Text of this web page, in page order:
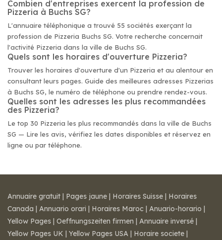
Combien d'entreprises exercent la profession de
Pizzeria à Buchs SG?
L'annuaire téléphonique a trouvé 55 sociétés exerçant la
profession de Pizzeria Buchs SG. Votre recherche concernait
l'activité Pizzeria dans la ville de Buchs SG.
Quels sont les horaires d'ouverture Pizzeria?
Trouver les horaires d'ouverture d'un Pizzeria et au alentour en
consultant leurs pages. Guide des meilleures adresses Pizzerias
à Buchs SG, le numéro de téléphone ou prendre rendez-vous.
Quelles sont les adresses les plus recommandées
des Pizzeria?
Le top 30 Pizzeria les plus recommandés dans la ville de Buchs
SG — Lire les avis, vérifiez les dates disponibles et réservez en
ligne ou par téléphone.
Annuaire gratuit | Pages jaune | Horaires Suisse | Horaires
Canada | Annuario orari | Horaires Maroc | Anuario-horario |
Yellow Pages | Oeffnungszeiten firmen | Annuaire inversé |
Yellow Pages UK | Yellow Pages USA | Horaire societe |